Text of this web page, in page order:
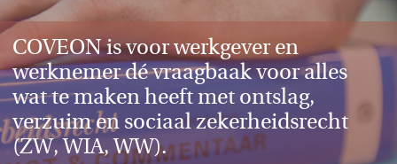
COVEON is voor werkgever en
werknemer dé vraagbaak voor alles
wat te maken heeft met ontslag,
verzuim en sociaal zekerheidsrecht
(ZW, WIA, WW).